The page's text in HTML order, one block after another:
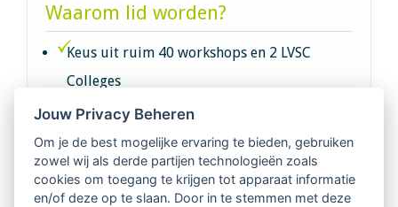
Waarom lid worden?
Keus uit ruim 40 workshops en 2 LVSC
Colleges
Intervisie met geregistreerde vakgenoten
Netwerk van 2100 professionals in 14
regio's
Jouw Privacy Beheren
Om je de best mogelijke ervaring te bieden, gebruiken
zowel wij als derde partijen technologieën zoals
cookies om toegang te krijgen tot apparaat informatie
en/of deze op te slaan. Door in te stemmen met deze